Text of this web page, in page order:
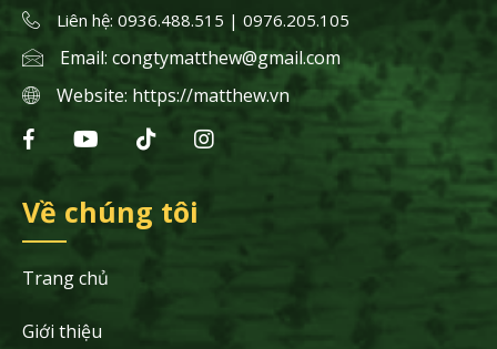
Liên hệ: 0936.488.515 | 0976.205.105
Email: congtymatthew@gmail.com
Website: https://matthew.vn
Về chúng tôi
Trang chủ
Giới thiệu